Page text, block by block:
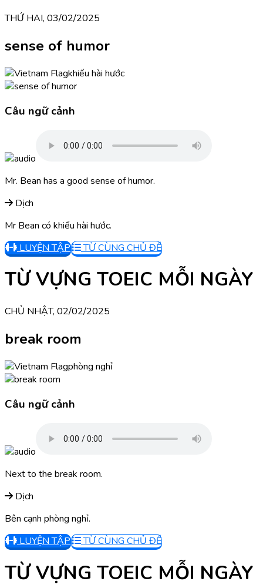
THỨ HAI, 03/02/2025
sense of humor
khiếu hài hước
Câu ngữ cảnh
Mr. Bean has a good sense of humor.
Dịch
Mr Bean có khiếu hài hước.
LUYỆN TẬP
TỪ CÙNG CHỦ ĐỀ
TỪ VỰNG TOEIC MỖI NGÀY
CHỦ NHẬT, 02/02/2025
break room
phòng nghỉ
Câu ngữ cảnh
Next to the break room.
Dịch
Bên cạnh phòng nghỉ.
LUYỆN TẬP
TỪ CÙNG CHỦ ĐỀ
TỪ VỰNG TOEIC MỖI NGÀY